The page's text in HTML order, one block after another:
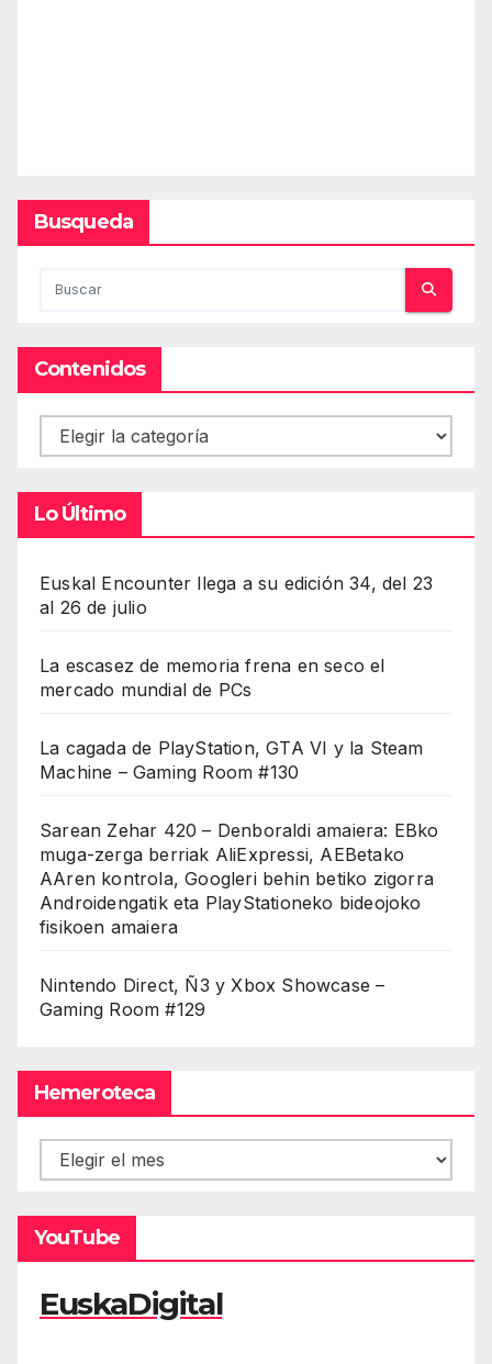
Busqueda
Contenidos
Contenidos
Lo Último
Euskal Encounter llega a su edición 34, del 23
al 26 de julio
La escasez de memoria frena en seco el
mercado mundial de PCs
La cagada de PlayStation, GTA VI y la Steam
Machine – Gaming Room #130
Sarean Zehar 420 – Denboraldi amaiera: EBko
muga-zerga berriak AliExpressi, AEBetako
AAren kontrola, Googleri behin betiko zigorra
Androidengatik eta PlayStationeko bideojoko
fisikoen amaiera
Nintendo Direct, Ñ3 y Xbox Showcase –
Gaming Room #129
Hemeroteca
Hemeroteca
YouTube
EuskaDigital